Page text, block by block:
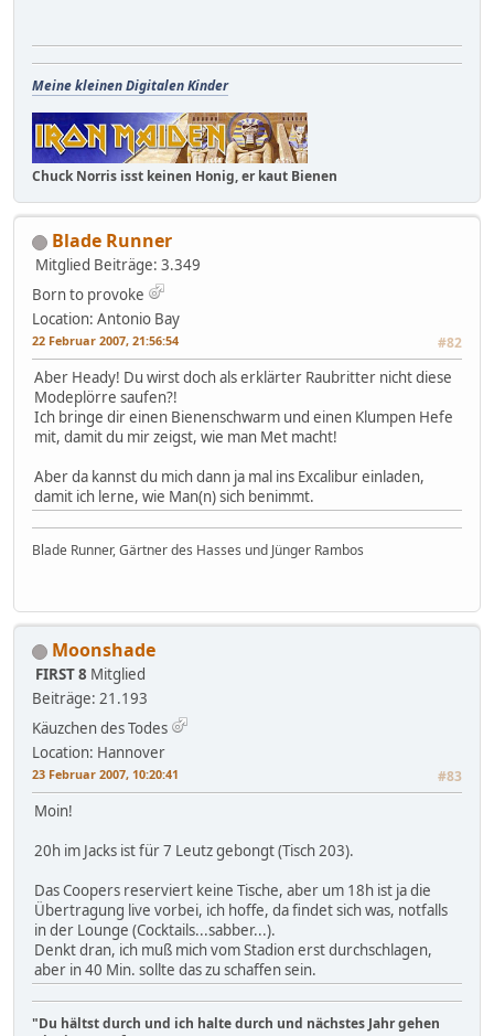
Meine kleinen Digitalen Kinder
Chuck Norris isst keinen Honig, er kaut Bienen
Blade Runner
Mitglied Beiträge: 3.349
Born to provoke
Location: Antonio Bay
22 Februar 2007, 21:56:54 #82
Aber Heady! Du wirst doch als erklärter Raubritter nicht diese
Modeplörre saufen?!
Ich bringe dir einen Bienenschwarm und einen Klumpen Hefe
mit, damit du mir zeigst, wie man Met macht!
Aber da kannst du mich dann ja mal ins Excalibur einladen,
damit ich lerne, wie Man(n) sich benimmt.
Blade Runner, Gärtner des Hasses und Jünger Rambos
Moonshade
FIRST 8 Mitglied
Beiträge: 21.193
Käuzchen des Todes
Location: Hannover
23 Februar 2007, 10:20:41 #83
Moin!
20h im Jacks ist für 7 Leutz gebongt (Tisch 203).
Das Coopers reserviert keine Tische, aber um 18h ist ja die
Übertragung live vorbei, ich hoffe, da findet sich was, notfalls
in der Lounge (Cocktails...sabber...).
Denkt dran, ich muß mich vom Stadion erst durchschlagen,
aber in 40 Min. sollte das zu schaffen sein.
"Du hältst durch und ich halte durch und nächstes Jahr gehen